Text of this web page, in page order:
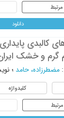
مرتبط
دانلود
کالبدی
گرم و خشک
: مضطرزاده، حامد ؛
کلیدواژه